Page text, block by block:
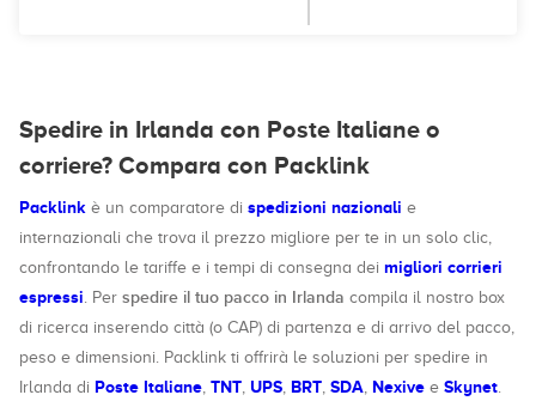
Spedire in Irlanda con Poste Italiane o
corriere? Compara con Packlink
Packlink è un comparatore di spedizioni nazionali e
internazionali che trova il prezzo migliore per te in un solo clic,
confrontando le tariffe e i tempi di consegna dei migliori corrieri
espressi. Per spedire il tuo pacco in Irlanda compila il nostro box
di ricerca inserendo città (o CAP) di partenza e di arrivo del pacco,
peso e dimensioni. Packlink ti offrirà le soluzioni per spedire in
Irlanda di Poste Italiane, TNT, UPS, BRT, SDA, Nexive e Skynet.